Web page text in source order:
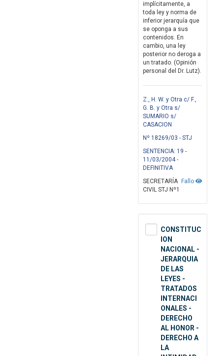
implícitamente, a
toda ley y norma de
inferior jerarquía que
se oponga a sus
contenidos. En
cambio, una ley
posterior no deroga a
un tratado. (Opinión
personal del Dr. Lutz).
Z., H. W. y Otra c/ F.,
G. B. y Otra s/
SUMARIO s/
CASACION
Nº 18269/03 - STJ
SENTENCIA: 19 -
11/03/2004 -
DEFINITIVA
Fallo
SECRETARÍA
CIVIL STJ Nº1
CONSTITUC
ION
NACIONAL -
JERARQUIA
DE LAS
LEYES -
TRATADOS
INTERNACI
ONALES -
DERECHO
AL HONOR -
DERECHO A
LA